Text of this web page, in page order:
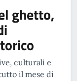
ghetto,
culturali e
il mese di